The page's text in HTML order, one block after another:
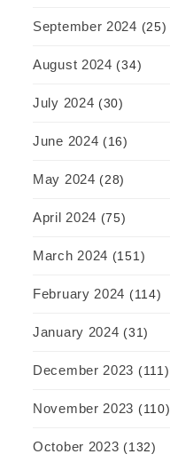
September 2024 (25)
August 2024 (34)
July 2024 (30)
June 2024 (16)
May 2024 (28)
April 2024 (75)
March 2024 (151)
February 2024 (114)
January 2024 (31)
December 2023 (111)
November 2023 (110)
October 2023 (132)